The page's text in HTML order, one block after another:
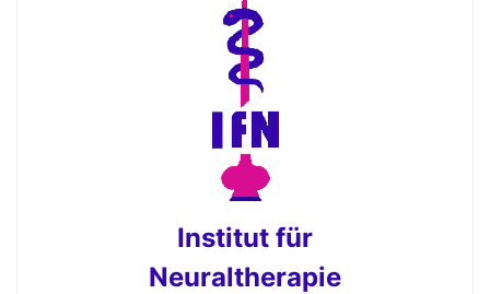
Institut für
Neuraltherapie